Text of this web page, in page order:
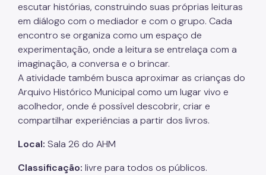
escutar histórias, construindo suas próprias leituras
em diálogo com o mediador e com o grupo. Cada
encontro se organiza como um espaço de
experimentação, onde a leitura se entrelaça com a
imaginação, a conversa e o brincar.
A atividade também busca aproximar as crianças do
Arquivo Histórico Municipal como um lugar vivo e
acolhedor, onde é possível descobrir, criar e
compartilhar experiências a partir dos livros.
Local: Sala 26 do AHM
Classificação: livre para todos os públicos.